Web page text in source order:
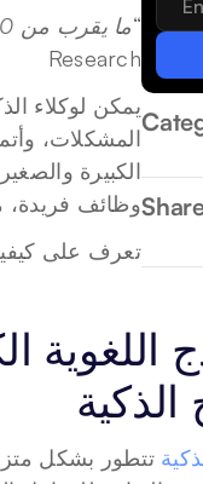
“ما يقرب من 30% من قادة الأعمال يشيرون إلى خفض تكاليف العمالة نتيجة لأتمتة العمليات.
Research
المشكلات،
وظائف فريدة،
تعرف على
الذكية
تتطور بشكل